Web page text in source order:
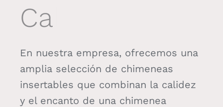
Blog
Contacto
Eu
En nuestra empresa, ofrecemos una
amplia selección de chimeneas
insertables que combinan la calidez
y el encanto de una chimenea